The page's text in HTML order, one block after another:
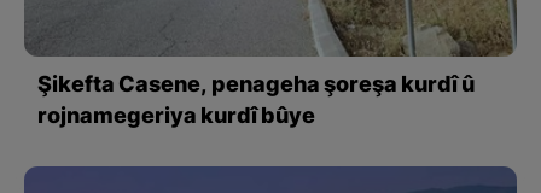
Şikefta Casene, penageha şoreşa kurdî û
rojnamegeriya kurdî bûye